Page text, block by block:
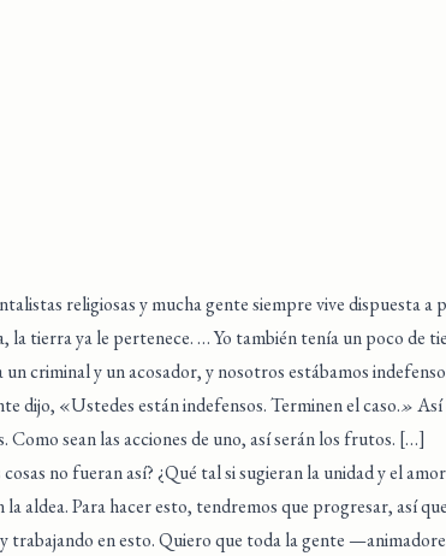
religiosas y mucha gente siempre vive dispuesta a
la tierra ya le pertenece. … Yo también tenía un poco de
criminal y un acosador, y nosotros estábamos
dijo, «Ustedes están indefensos. Terminen el caso.»Así
Como sean las acciones de uno, así serán los frutos. […]
no fueran así? ¿Qué tal si sugieran la unidad y el
aldea. Para hacer esto, tendremos que progresar, así
trabajando en esto. Quiero que toda la gente